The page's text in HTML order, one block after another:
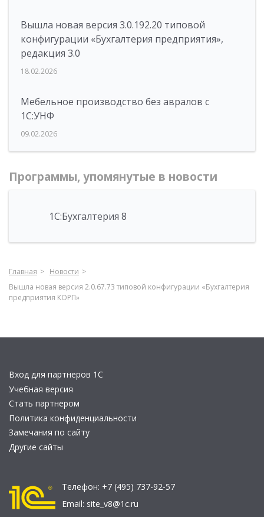
Вышла новая версия 3.0.192.20 типовой
конфигурации «Бухгалтерия предприятия»,
редакция 3.0
18.02.2026
Мебельное производство без авралов с
1С:УНФ
09.02.2026
Программы, упомянутые в новости
1С:Бухгалтерия 8
Главная
Новости
Вышла новая версия 2.0.67.73 типовой конфигурации «Бухгалтерия
предприятия КОРП»
Вход для партнеров 1С
Учебная версия
Стать партнером
Политика конфиденциальности
Замечания по сайту
Другие сайты
Телефон: +7 (495) 737-92-57
Email: site_v8@1c.ru